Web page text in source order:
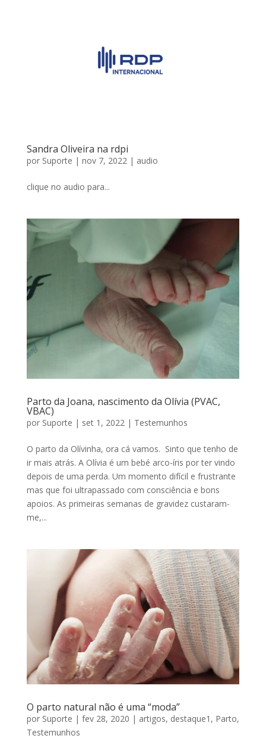
Sandra Oliveira na rdpi
por Suporte | nov 7, 2022| audio
clique no audio para...
Parto da Joana, nascimento da Olívia (PVAC,
VBAC)
por Suporte | set 1, 2022 | Testemunhos
O parto da Olívinha, ora cá vamos. Sinto que tenho de
ir mais atrás. A Olívia é um bebé arco-íris por ter vindo
depois de uma perda. Um momento difícil e frustrante
mas que foi ultrapassado com consciência e bons
apoios. As primeiras semanas de gravidez custaram-
me,...
O parto natural não é uma “moda”
por Suporte | fev 28, 2020 | artigos, destaque1 , Parto,
Testemunhos